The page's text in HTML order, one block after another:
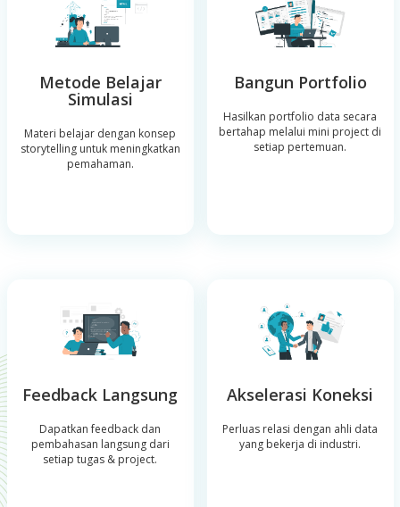
Metode Belajar
Simulasi
Materi belajar dengan konsep
storytelling untuk meningkatkan
pemahaman.
Bangun Portfolio
Hasilkan portfolio data secara
bertahap melalui mini project di
setiap pertemuan.
Feedback Langsung
Dapatkan feedback dan
pembahasan langsung dari
setiap tugas & project.
Akselerasi Koneksi
Perluas relasi dengan ahli data
yang bekerja di industri.